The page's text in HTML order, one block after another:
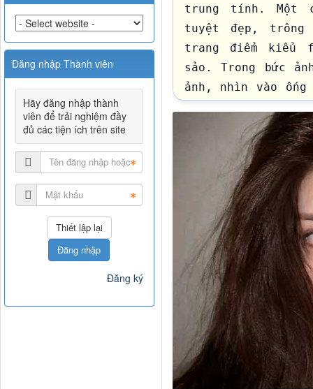
trung tính. Một
tuyệt đẹp, trông
trang điểm kiểu
sảo. Trong bức
ảnh, nhìn vào
cách quyến rũ
khuôn mặt nhưng
ba, cô ấy nhìn
bên che đi mắt
phía trước. Cận
giản, {"vintage
khí quyến rũ.
Đăng nhập Thành viên
Hãy đăng nhập thành
viên để trải nghiệm đầy
đủ các tiện ích trên site
Đăng nhập
Đăng ký